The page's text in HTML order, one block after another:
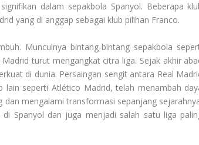
dalam sepakbola Spanyol. Beberapa
yang di anggap sebagai klub pilihan Franco.
Munculnya bintang-bintang sepakbola
turut mengangkat citra liga. Sejak akhir
di dunia. Persaingan sengit antara Real
lain seperti Atlético Madrid, telah menambah
mengalami transformasi sepanjang
Spanyol dan juga menjadi salah satu liga